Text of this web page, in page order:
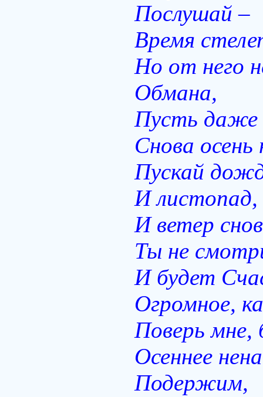
Послушай –
Время
Но от него
Обмана,
Пусть даже
Снова осень
Пускай
И листопад,
И ветер
Ты не
И будет
Огромное,
Поверь мне,
Осеннее
Подержим,